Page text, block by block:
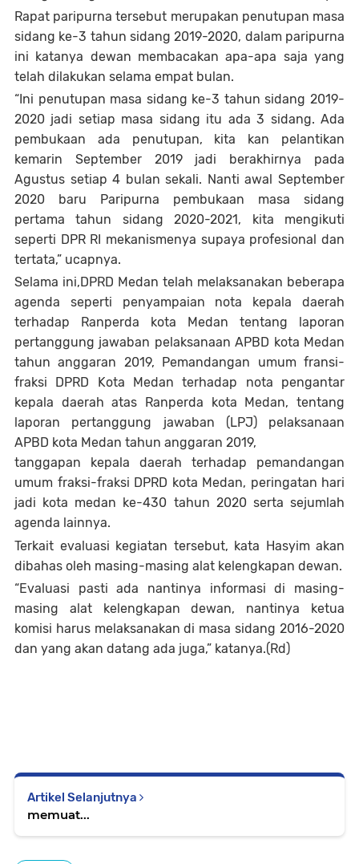
Rapat paripurna tersebut merupakan penutupan masa
sidang ke-3 tahun sidang 2019-2020, dalam paripurna
ini katanya dewan membacakan apa-apa saja yang
telah dilakukan selama empat bulan.
“Ini penutupan masa sidang ke-3 tahun sidang 2019-
2020 jadi setiap masa sidang itu ada 3 sidang. Ada
pembukaan ada penutupan, kita kan pelantikan
kemarin September 2019 jadi berakhirnya pada
Agustus setiap 4 bulan sekali. Nanti awal September
2020 baru Paripurna pembukaan masa sidang
pertama tahun sidang 2020-2021, kita mengikuti
seperti DPR RI mekanismenya supaya profesional dan
tertata,” ucapnya.
Selama ini,DPRD Medan telah melaksanakan beberapa
agenda seperti penyampaian nota kepala daerah
terhadap Ranperda kota Medan tentang laporan
pertanggung jawaban pelaksanaan APBD kota Medan
tahun anggaran 2019, Pemandangan umum fransi-
fraksi DPRD Kota Medan terhadap nota pengantar
kepala daerah atas Ranperda kota Medan, tentang
laporan pertanggung jawaban (LPJ) pelaksanaan
APBD kota Medan tahun anggaran 2019,
tanggapan kepala daerah terhadap pemandangan
umum fraksi-fraksi DPRD kota Medan, peringatan hari
jadi kota medan ke-430 tahun 2020 serta sejumlah
agenda lainnya.
Terkait evaluasi kegiatan tersebut, kata Hasyim akan
dibahas oleh masing-masing alat kelengkapan dewan.
“Evaluasi pasti ada nantinya informasi di masing-
masing alat kelengkapan dewan, nantinya ketua
komisi harus melaksanakan di masa sidang 2016-2020
dan yang akan datang ada juga,” katanya.(Rd)
Artikel Selanjutnya
memuat...